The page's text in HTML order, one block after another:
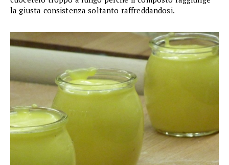
la giusta consistenza soltanto raffreddandosi.